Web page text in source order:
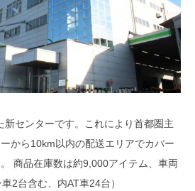
新センターです。これにより首都圏主
から10km以内の配送エリアでカバー
商品在庫数は約9,000アイテム、車両
車2台含む、内AT車24台）